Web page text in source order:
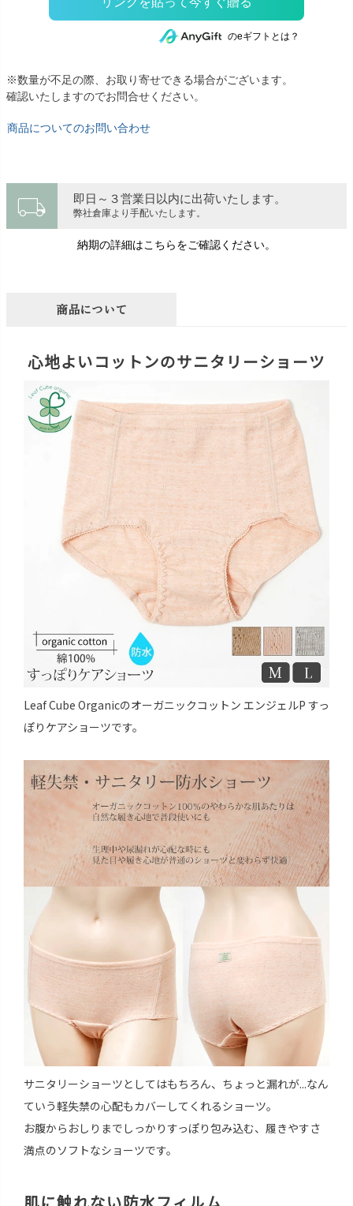
のeギフトとは？
※数量が不足の際、お取り寄せできる場合がございます。
確認いたしますのでお問合せください。
商品についてのお問い合わせ
local_shipping 即日～３営業日以内に出荷いたします。
弊社倉庫より手配いたします。
納期の詳細はこちらをご確認ください。
商品について
心地よいコットンのサニタリーショーツ
Leaf Cube Organicのオーガニックコットン エンジェルP すっ
ぽりケアショーツです。
サニタリーショーツとしてはもちろん、ちょっと漏れが...なん
ていう軽失禁の心配もカバーしてくれるショーツ。
お腹からおしりまでしっかりすっぽり包み込む、履きやすさ
満点のソフトなショーツです。